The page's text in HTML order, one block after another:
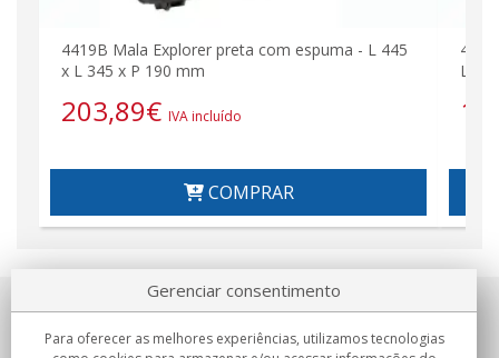
4419B Mala Explorer preta com espuma - L 445
x L 345 x P 190 mm
203,89€ IVA incluído
COMPRAR
L
Sobre nosotros
Gerenciar consentimento
Para oferecer as melhores experiências, utilizamos tecnologias